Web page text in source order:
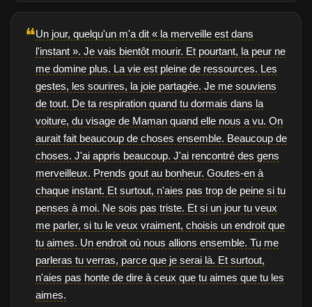
❝Un jour, quelqu'un m'a dit « la merveille est dans
l'instant ». Je vais bientôt mourir. Et pourtant, la peur ne
me domine plus. La vie est pleine de ressources. Les
gestes, les sourires, la joie partagée. Je me souviens
de tout. De ta respiration quand tu dormais dans la
voiture, du visage de Maman quand elle nous a vu. On
aurait fait beaucoup de choses ensemble. Beaucoup de
choses. J'ai appris beaucoup. J'ai rencontré des gens
merveilleux. Prends gout au bonheur. Goutes-en à
chaque instant. Et surtout, n'aies pas trop de peine si tu
penses à moi. Ne sois pas triste. Et si un jour tu veux
me parler, si tu le veux vraiment, choisis un endroit que
tu aimes. Un endroit où nous allions ensemble. Tu me
parleras tu verras, parce que je serai là. Et surtout,
n'aies pas honte de dire à ceux que tu aimes que tu les
aimes.